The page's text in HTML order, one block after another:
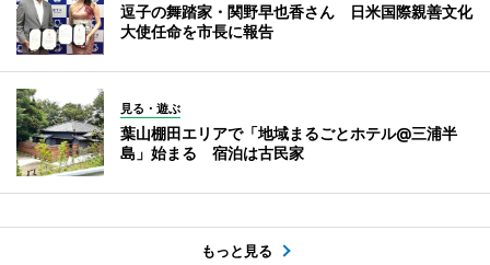
逗子の舞踏家・関野早也香さん 日米国際親善文化
大使任命を市長に報告
見る・遊ぶ
葉山棚田エリアで「地域まるごとホテル@三浦半
島」始まる 宿泊は古民家
もっと見る